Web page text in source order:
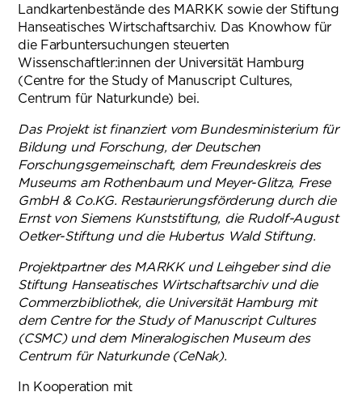
Landkartenbestände des MARKK sowie der Stiftung
Hanseatisches Wirtschaftsarchiv. Das Knowhow für
die Farbuntersuchungen steuerten
Wissenschaftler:innen der Universität Hamburg
(Centre for the Study of Manuscript Cultures,
Centrum für Naturkunde) bei.
Das Projekt ist finanziert vom Bundesministerium für
Bildung und Forschung, der Deutschen
Forschungsgemeinschaft, dem Freundeskreis des
Museums am Rothenbaum und Meyer-Glitza, Frese
GmbH & Co.KG. Restaurierungsförderung durch die
Ernst von Siemens Kunststiftung, die Rudolf-August
Oetker-Stiftung und die Hubertus Wald Stiftung.
Projektpartner des MARKK und Leihgeber sind die
Stiftung Hanseatisches Wirtschaftsarchiv und die
Commerzbibliothek, die Universität Hamburg mit
dem Centre for the Study of Manuscript Cultures
(CSMC) und dem Mineralogischen Museum des
Centrum für Naturkunde (CeNak).
In Kooperation mit